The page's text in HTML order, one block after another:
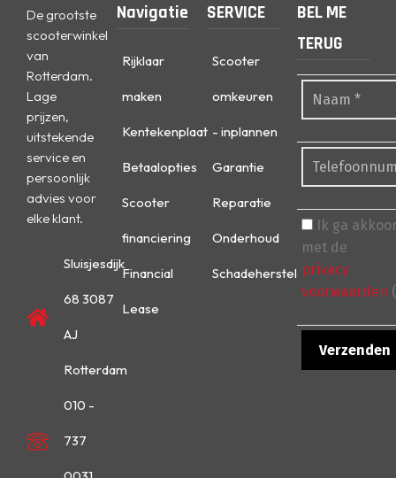
De grootste
scooterwinkel
van
Rotterdam.
Lage
prijzen,
uitstekende
service en
persoonlijk
advies voor
elke klant.
Sluisjesdijk
68 3087
AJ
Rotterdam
010 -
737
Navigatie
Rijklaar
maken
Kentekenplaat
Betaalopties
Scooter
financiering
Financial
Lease
SERVICE
Scooter
omkeuren
- inplannen
Garantie
Reparatie
Onderhoud
Schadeherstel
BEL ME
TERUG
Ik ga
met de
privacy
voorwaarden